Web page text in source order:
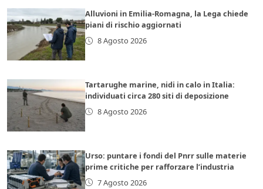
Alluvioni in Emilia-Romagna, la Lega chiede
piani di rischio aggiornati
8 Agosto 2026
Tartarughe marine, nidi in calo in Italia:
individuati circa 280 siti di deposizione
8 Agosto 2026
Urso: puntare i fondi del Pnrr sulle materie
prime critiche per rafforzare l’industria
7 Agosto 2026